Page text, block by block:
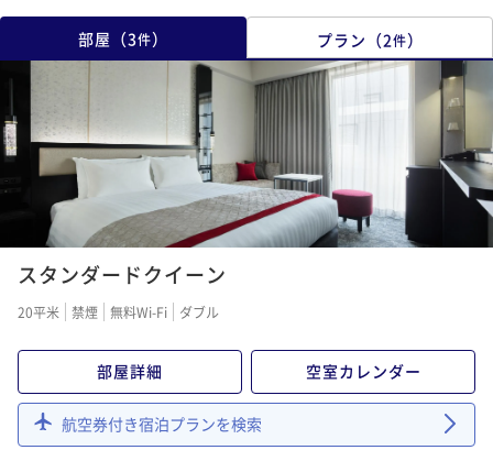
部屋 （3件） プラン （2件）
スタンダードクイーン
20平米 禁煙 無料Wi-Fi ダブル
部屋詳細 空室カレンダー
航空券付き宿泊プランを検索